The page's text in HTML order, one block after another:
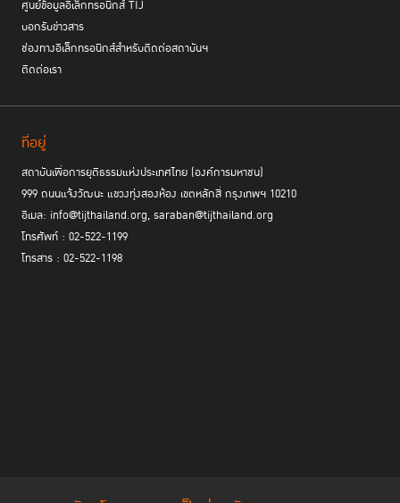
ศูนย์ข้อมูลอิเล็กทรอนิกส์ TIJ
บอกรับข่าวสาร
ช่องทางอิเล็กทรอนิกส์สำหรับติดต่อสถาบันฯ
ติดต่อเรา
ที่อยู่
สถาบันเพื่อการยุติธรรมแห่งประเทศไทย (องค์การมหาชน)
999 ถนนแจ้งวัฒนะ แขวงทุ่งสองห้อง เขตหลักสี่ กรุงเทพฯ 10210
อีเมล: info@tijthailand.org, saraban@tijthailand.org
โทรศัพท์ : 02-522-1199
โทรสาร : 02-522-1198